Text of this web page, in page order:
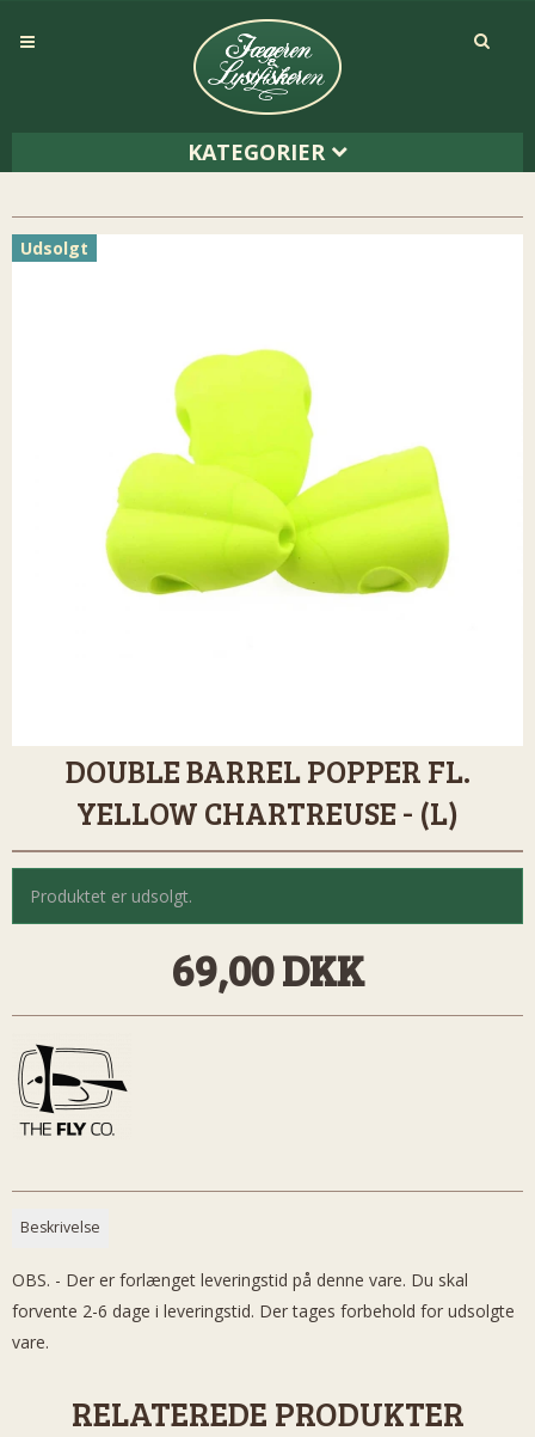
KATEGORIER
Udsolgt
DOUBLE BARREL POPPER FL.
YELLOW CHARTREUSE - (L)
Produktet er udsolgt.
69,00 DKK
Beskrivelse
OBS. - Der er forlænget leveringstid på denne vare. Du skal
forvente 2-6 dage i leveringstid. Der tages forbehold for udsolgte
vare.
RELATEREDE PRODUKTER